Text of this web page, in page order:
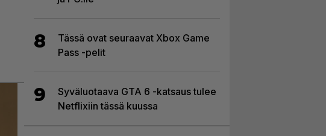
8
Tässä ovat seuraavat Xbox Game
Pass -pelit
9
Syväluotaava GTA 6 -katsaus tulee
Netflixiin tässä kuussa